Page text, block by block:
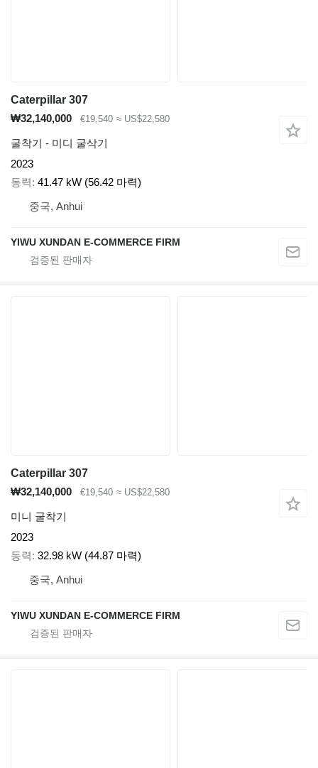
Caterpillar 307
₩32,140,000
€19,540 ≈ US$22,580
굴착기 - 미디 굴삭기
2023
동력 41.47 kW (56.42 마력)
중국, Anhui
YIWU XUNDAN E-COMMERCE FIRM
Caterpillar 307
₩32,140,000
€19,540 ≈ US$22,580
미니 굴착기
2023
동력 32.98 kW (44.87 마력)
중국, Anhui
YIWU XUNDAN E-COMMERCE FIRM